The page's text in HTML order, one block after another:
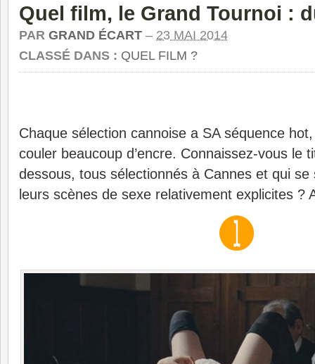
Quel film, le Grand Tournoi :
PAR GRAND ÉCART – 23 MAI 2014
CLASSÉ DANS : QUEL FILM ?
Chaque sélection cannoise a SA séquence
couler beaucoup d’encre. Connaissez-vous le
dessous, tous sélectionnés à Cannes et qui
leurs scènes de sexe relativement explicites